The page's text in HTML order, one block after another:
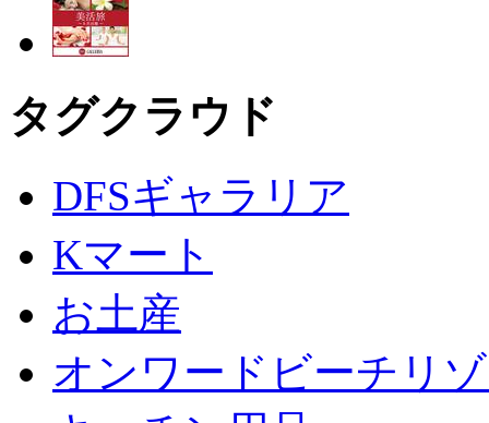
タグクラウド
DFSギャラリア
Kマート
お土産
オンワードビーチリ